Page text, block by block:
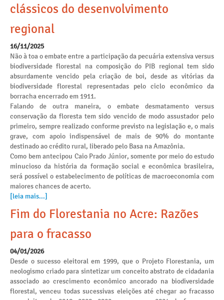
clássicos do desenvolvimento
regional
16/11/2025
Não à toa o embate entre a participação da pecuária extensiva versus
biodiversidade florestal na composição do PIB regional tem sido
absurdamente vencido pela criação de boi, desde as vitórias da
biodiversidade florestal representadas pelo ciclo econômico da
borracha encerrado em 1911.
Falando de outra maneira, o embate desmatamento versus
conservação da floresta tem sido vencido de modo assustador pelo
primeiro, sempre realizado conforme previsto na legislação e, o mais
grave, com apoio indispensável de mais de 90% do montante
destinado ao crédito rural, liberado pelo Basa na Amazônia.
Como bem antecipou Caio Prado Júnior, somente por meio do estudo
minucioso da história da formação social e econômica brasileira,
será possível o estabelecimento de políticas de macroeconomia com
maiores chances de acerto.
[leia mais...]
Fim do Florestania no Acre: Razões
para o fracasso
04/01/2026
Desde o sucesso eleitoral em 1999, que o Projeto Florestania, um
neologismo criado para sintetizar um conceito abstrato de cidadania
associado ao crescimento econômico ancorado na biodiversidade
florestal, venceu todas sucessivas eleições até chegar ao fracasso